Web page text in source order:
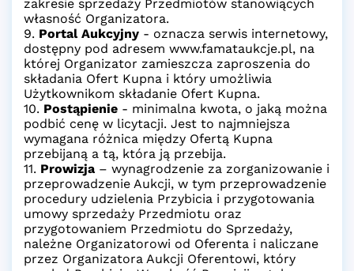
zakresie sprzedaży Przedmiotów stanowiących
własność Organizatora.
9. Portal Aukcyjny - oznacza serwis internetowy,
dostępny pod adresem www.famataukcje.pl, na
której Organizator zamieszcza zaproszenia do
składania Ofert Kupna i który umożliwia
Użytkownikom składanie Ofert Kupna.
10. Postąpienie - minimalna kwota, o jaką można
podbić cenę w licytacji. Jest to najmniejsza
wymagana różnica między Ofertą Kupna
przebijaną a tą, która ją przebija.
11. Prowizja – wynagrodzenie za zorganizowanie i
przeprowadzenie Aukcji, w tym przeprowadzenie
procedury udzielenia Przybicia i przygotowania
umowy sprzedaży Przedmiotu oraz
przygotowaniem Przedmiotu do Sprzedaży,
należne Organizatorowi od Oferenta i naliczane
przez Organizatora Aukcji Oferentowi, który